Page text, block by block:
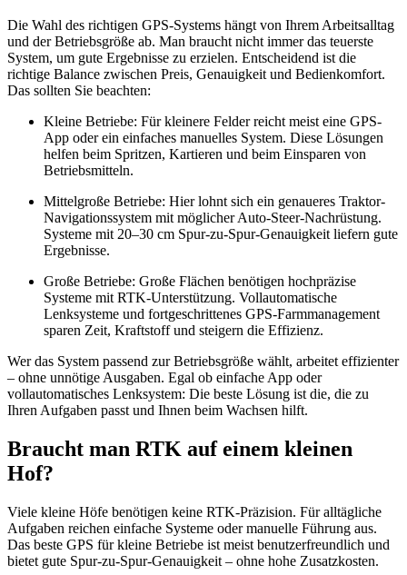
Die Wahl des richtigen GPS-Systems hängt von Ihrem Arbeitsalltag
und der Betriebsgröße ab. Man braucht nicht immer das teuerste
System, um gute Ergebnisse zu erzielen. Entscheidend ist die
richtige Balance zwischen Preis, Genauigkeit und Bedienkomfort.
Das sollten Sie beachten:
Kleine Betriebe: Für kleinere Felder reicht meist eine GPS-
App oder ein einfaches manuelles System. Diese Lösungen
helfen beim Spritzen, Kartieren und beim Einsparen von
Betriebsmitteln.
Mittelgroße Betriebe: Hier lohnt sich ein genaueres Traktor-
Navigationssystem mit möglicher Auto-Steer-Nachrüstung.
Systeme mit 20–30 cm Spur-zu-Spur-Genauigkeit liefern gute
Ergebnisse.
Große Betriebe: Große Flächen benötigen hochpräzise
Systeme mit RTK-Unterstützung. Vollautomatische
Lenksysteme und fortgeschrittenes GPS-Farmmanagement
sparen Zeit, Kraftstoff und steigern die Effizienz.
Wer das System passend zur Betriebsgröße wählt, arbeitet effizienter
– ohne unnötige Ausgaben. Egal ob einfache App oder
vollautomatisches Lenksystem: Die beste Lösung ist die, die zu
Ihren Aufgaben passt und Ihnen beim Wachsen hilft.
Braucht man RTK auf einem kleinen
Hof?
Viele kleine Höfe benötigen keine RTK-Präzision. Für alltägliche
Aufgaben reichen einfache Systeme oder manuelle Führung aus.
Das beste GPS für kleine Betriebe ist meist benutzerfreundlich und
bietet gute Spur-zu-Spur-Genauigkeit – ohne hohe Zusatzkosten.